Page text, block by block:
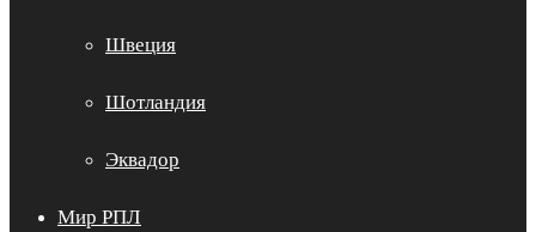
Швеция
Шотландия
Эквадор
Мир РПЛ